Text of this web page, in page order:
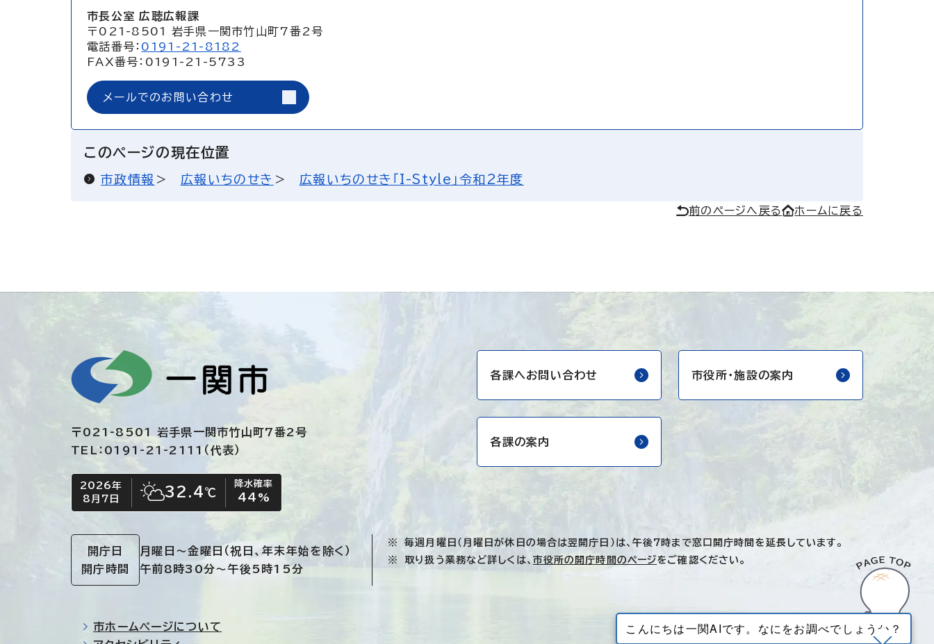
市長公室 広聴広報課
〒021-8501 岩手県一関市竹山町7番2号
電話番号： 0191-21-8182
FAX番号：0191-21-5733
メールでのお問い合わせ
このページの現在位置
市政情報 広報いちのせき 広報いちのせき「I-Style」令和2年度
前のページへ戻る ホームに戻る
〒021-8501 岩手県一関市竹山町7番2号
TEL：0191-21-2111（代表）
今日の日付
2026年
8月7日
今日の天気
晴れ時々くもり
32.4℃
降水確率
44 %
各課へお問い合わせ 市役所・施設の案内
各課の案内
開庁日
開庁時間
月曜日～金曜日 （祝日、年末年始を除く）
午前8時30分～午後5時15分
毎週月曜日（月曜日が休日の場合は翌開庁日）は、午後7時まで窓口開庁時間を延長しています。
取り扱う業務など詳しくは、 市役所の開庁時間のページをご確認ください。
市ホームページについて